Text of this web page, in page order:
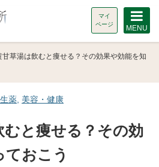
マイ
ページ
MENU
甘草湯は飲むと痩せる？その効果や効能を知
薬 美容・健康
むと痩せる？その効
ておこう